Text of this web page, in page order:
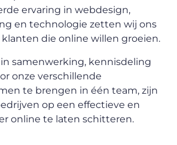
ervaring in webdesign,
en technologie zetten wij ons
die online willen groeien.
samenwerking, kennisdeling
onze verschillende
te brengen in één team, zijn
op een effectieve en
online te laten schitteren.